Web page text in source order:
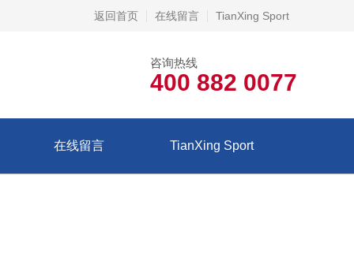
返回首页 在线留言 TianXing Sport
咨询热线
400 882 0077
在线留言 TianXing Sport